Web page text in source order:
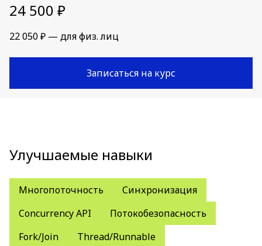
24 500 ₽
22 050 ₽ — для физ. лиц
Записаться на курс
Улучшаемые навыки
Многопоточность
Синхронизация
Concurrency API
Потокобезопасность
Fork/Join
Thread/Runnable